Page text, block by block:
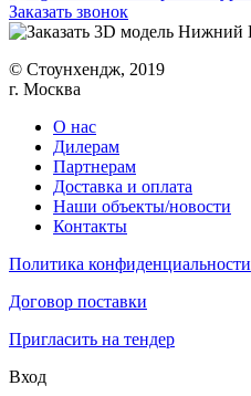
Заказать звонок
© Cтоунхендж, 2019
г. Москва
О нас
Дилерам
Партнерам
Доставка и оплата
Наши объекты/новости
Контакты
Политика конфиденциальности
Договор поставки
Пригласить на тендер
Вход